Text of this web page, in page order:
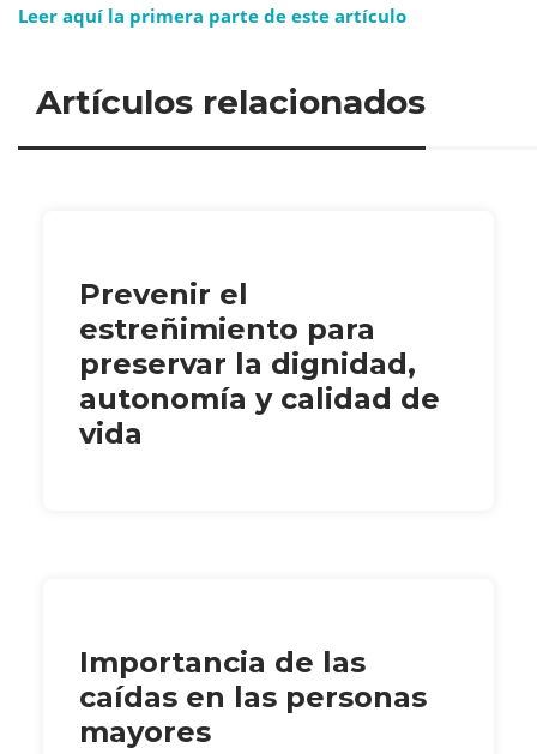
Leer aquí la primera parte de este artículo
Artículos relacionados
Prevenir el
estreñimiento para
preservar la dignidad,
autonomía y calidad de
vida
Importancia de las
caídas en las personas
mayores